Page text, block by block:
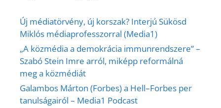
Új médiatörvény, új korszak? Interjú Sükösd
Miklós médiaprofesszorral (Media1)
„A közmédia a demokrácia immunrendszere” –
Szabó Stein Imre arról, miképp reformálná
meg a közmédiát
Galambos Márton (Forbes) a Hell–Forbes per
tanulságairól – Media1 Podcast